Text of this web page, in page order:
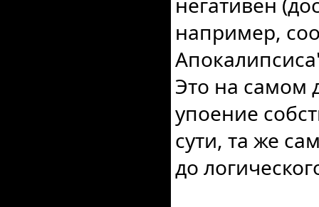
например,
Это на самом
упоение
сути, та же
до